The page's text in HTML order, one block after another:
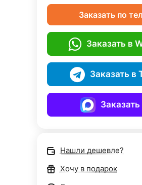
Заказать по
Заказать в
Заказать в
Нашли дешевле?
Хочу в подарок